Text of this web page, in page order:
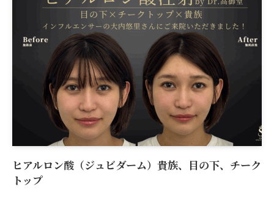
ヒアルロン酸（ジュビダーム）貴族、目の下、チーク
トップ